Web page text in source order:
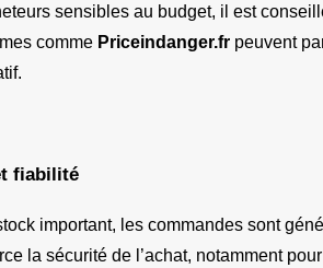
sensibles au budget, il est
comme Priceindanger.fr peuvent
fiabilité
important, les commandes sont
la sécurité de l’achat, notamment